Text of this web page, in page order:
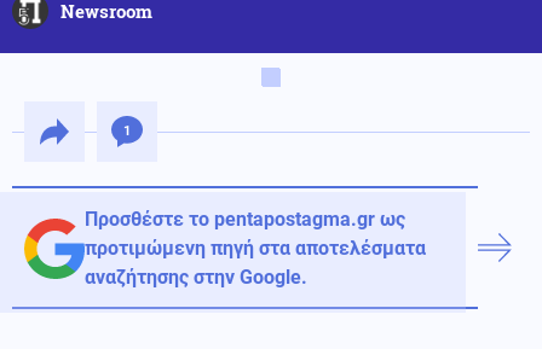
Newsroom
1
Προσθέστε το pentapostagma.gr ως
προτιμώμενη πηγή στα αποτελέσματα
αναζήτησης στην Google.